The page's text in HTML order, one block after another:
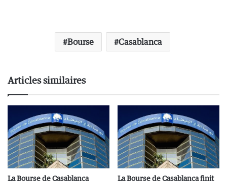
Bourse Casablanca
Articles similaires
La Bourse de Casablanca
La Bourse de Casablanca finit